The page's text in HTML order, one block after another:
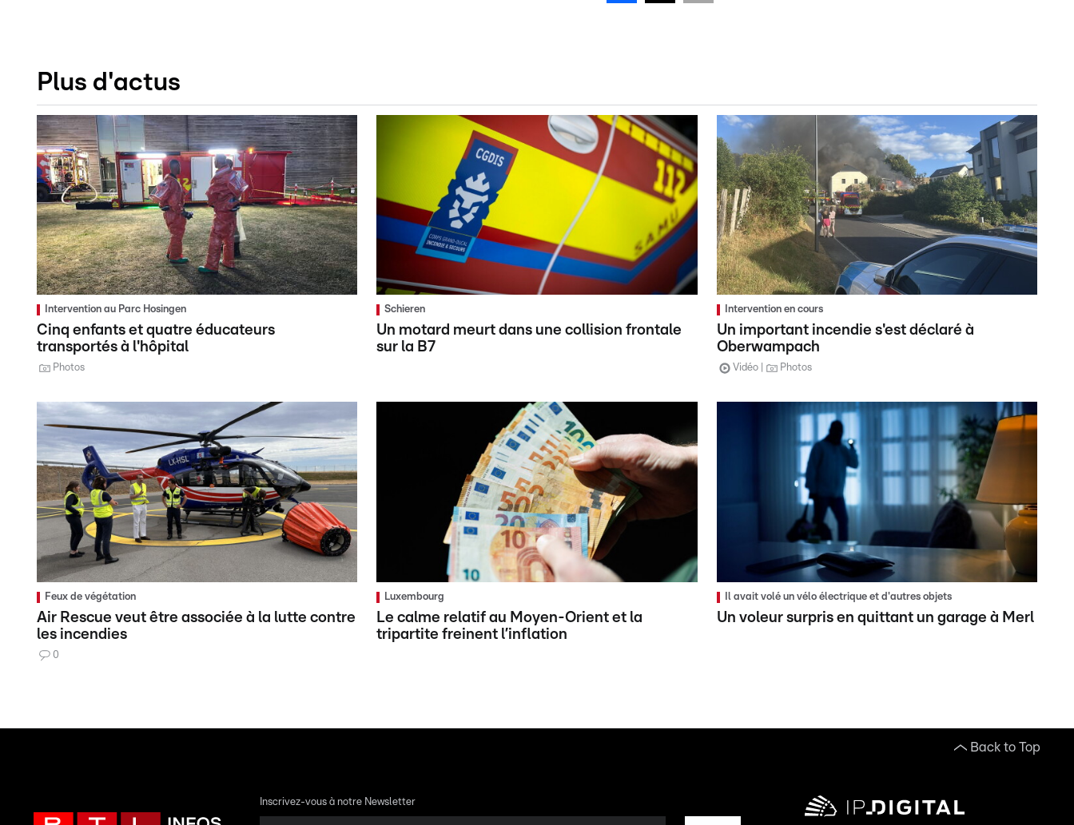
Plus d'actus
Intervention au Parc Hosingen
Cinq enfants et quatre éducateurs
transportés à l'hôpital
Photos
Schieren
Un motard meurt dans une collision frontale
sur la B7
Intervention en cours
Un important incendie s'est déclaré à
Oberwampach
Vidéo Photos
Feux de végétation
Air Rescue veut être associée à la lutte contre
les incendies
0
Luxembourg
Le calme relatif au Moyen-Orient et la
tripartite freinent l’inflation
Il avait volé un vélo électrique et d'autres objets
Un voleur surpris en quittant un garage à Merl
Back to Top
Inscrivez-vous à notre Newsletter